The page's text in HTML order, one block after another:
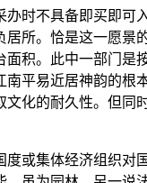
时不具备即买即可
居所。恰是这一愿景
面积。此中一部门是
南平易近居神韵的根
文化的耐久性。但同
或集体经济组织对